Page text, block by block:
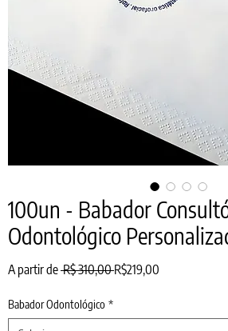
100un - Babador
Odontológico
A partir de R$ 310,00 Preço
R$219,00
Babador Odontológico *